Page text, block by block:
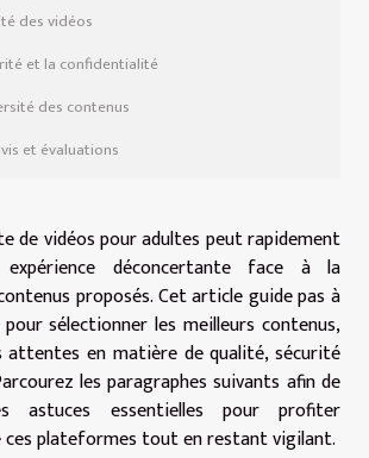
des vidéos
et la confidentialité
des contenus
et évaluations
de vidéos pour adultes peut rapidement
déconcertante face à la
proposés. Cet article guide pas à
sélectionner les meilleurs contenus,
attentes en matière de qualité, sécurité
les paragraphes suivants afin de
astuces essentielles pour profiter
ces plateformes tout en restant vigilant.